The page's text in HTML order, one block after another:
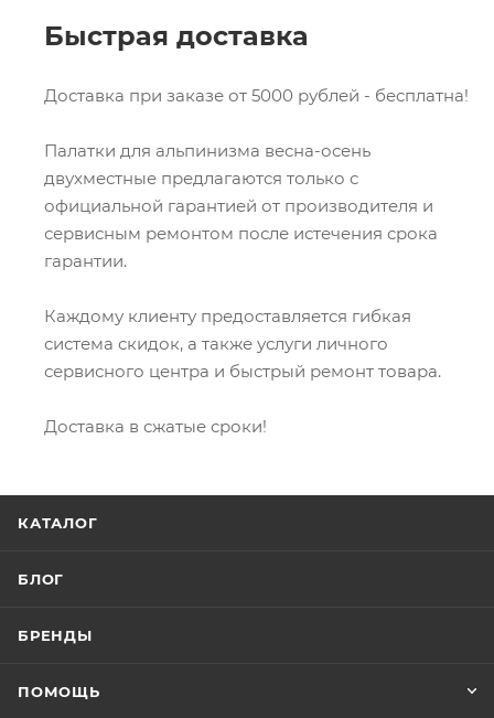
Быстрая доставка
Доставка при заказе от 5000 рублей - бесплатна!
Палатки для альпинизма весна-осень
двухместные предлагаются только с
официальной гарантией от производителя и
сервисным ремонтом после истечения срока
гарантии.
Каждому клиенту предоставляется гибкая
система скидок, а также услуги личного
сервисного центра и быстрый ремонт товара.
Доставка в сжатые сроки!
КАТАЛОГ
БЛОГ
БРЕНДЫ
ПОМОЩЬ